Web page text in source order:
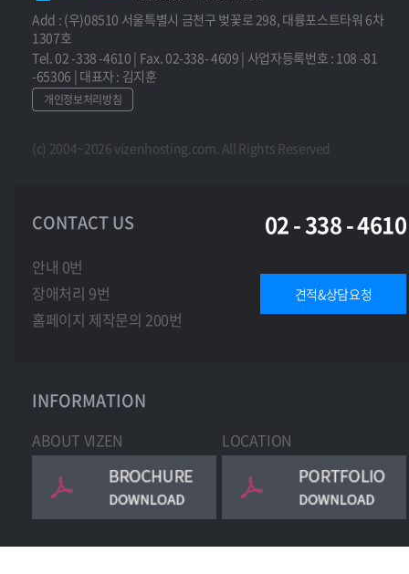
Add : (우)08510 서울특별시 금천구 벚꽃로 298, 대륭포스트타워 6차
1307호
Tel. 02 -338 -4610 | Fax. 02-338- 4609 | 사업자등록번호 : 108 -81
-65306 | 대표자 : 김지훈
개인정보처리방침
(c) 2004~2026 vizenhosting.com. All Rights Reserved
CONTACT US 02 - 338 - 4610
안내 0번
장애처리 9번
홈페이지 제작문의 200번
견적&상담요청
INFORMATION
ABOUT VIZEN LOCATION